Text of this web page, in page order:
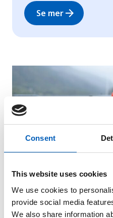
Consent
This website uses cookies
We use cookies to
provide social media
We also share information
Se merarrow_forward
Norge høres i